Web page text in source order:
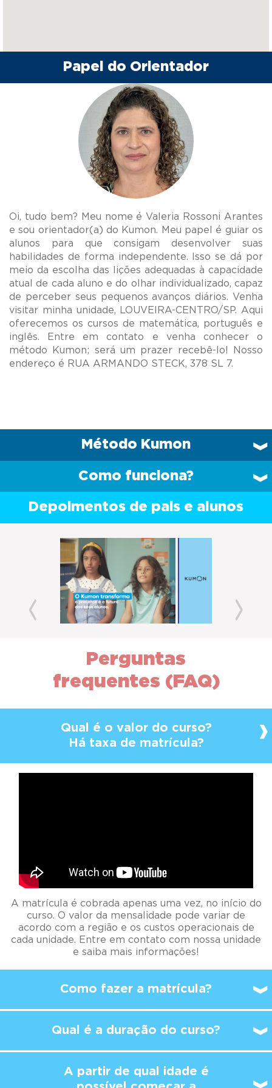
Papel do Orientador
Oi, tudo bem? Meu nome é Valeria Rossoni Arantes
e sou orientador(a) do Kumon. Meu papel é guiar os
alunos para que consigam desenvolver suas
habilidades de forma independente. Isso se dá por
meio da escolha das lições adequadas à capacidade
atual de cada aluno e do olhar individualizado, capaz
de perceber seus pequenos avanços diários. Venha
visitar minha unidade, LOUVEIRA-CENTRO/SP. Aqui
oferecemos os cursos de matemática, português e
inglês. Entre em contato e venha conhecer o
método Kumon; será um prazer recebê-lo! Nosso
Método Kumon
Como funciona?
Depoimentos de pais e alunos
Previous
Perguntas
frequentes (FAQ)
Qual é o valor do curso?
Há taxa de matrícula?
A matrícula é cobrada apenas uma vez, no início do
curso. O valor da mensalidade pode variar de
acordo com a região e os custos operacionais de
cada unidade. Entre em contato com nossa unidade
e saiba mais informações!
Como fazer a matrícula?
Qual é a duração do curso?
A partir de qual idade é